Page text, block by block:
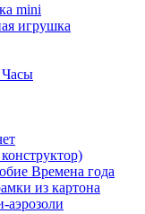
mini
игрушка
Часы
Времена года
из картона
аэрозоли